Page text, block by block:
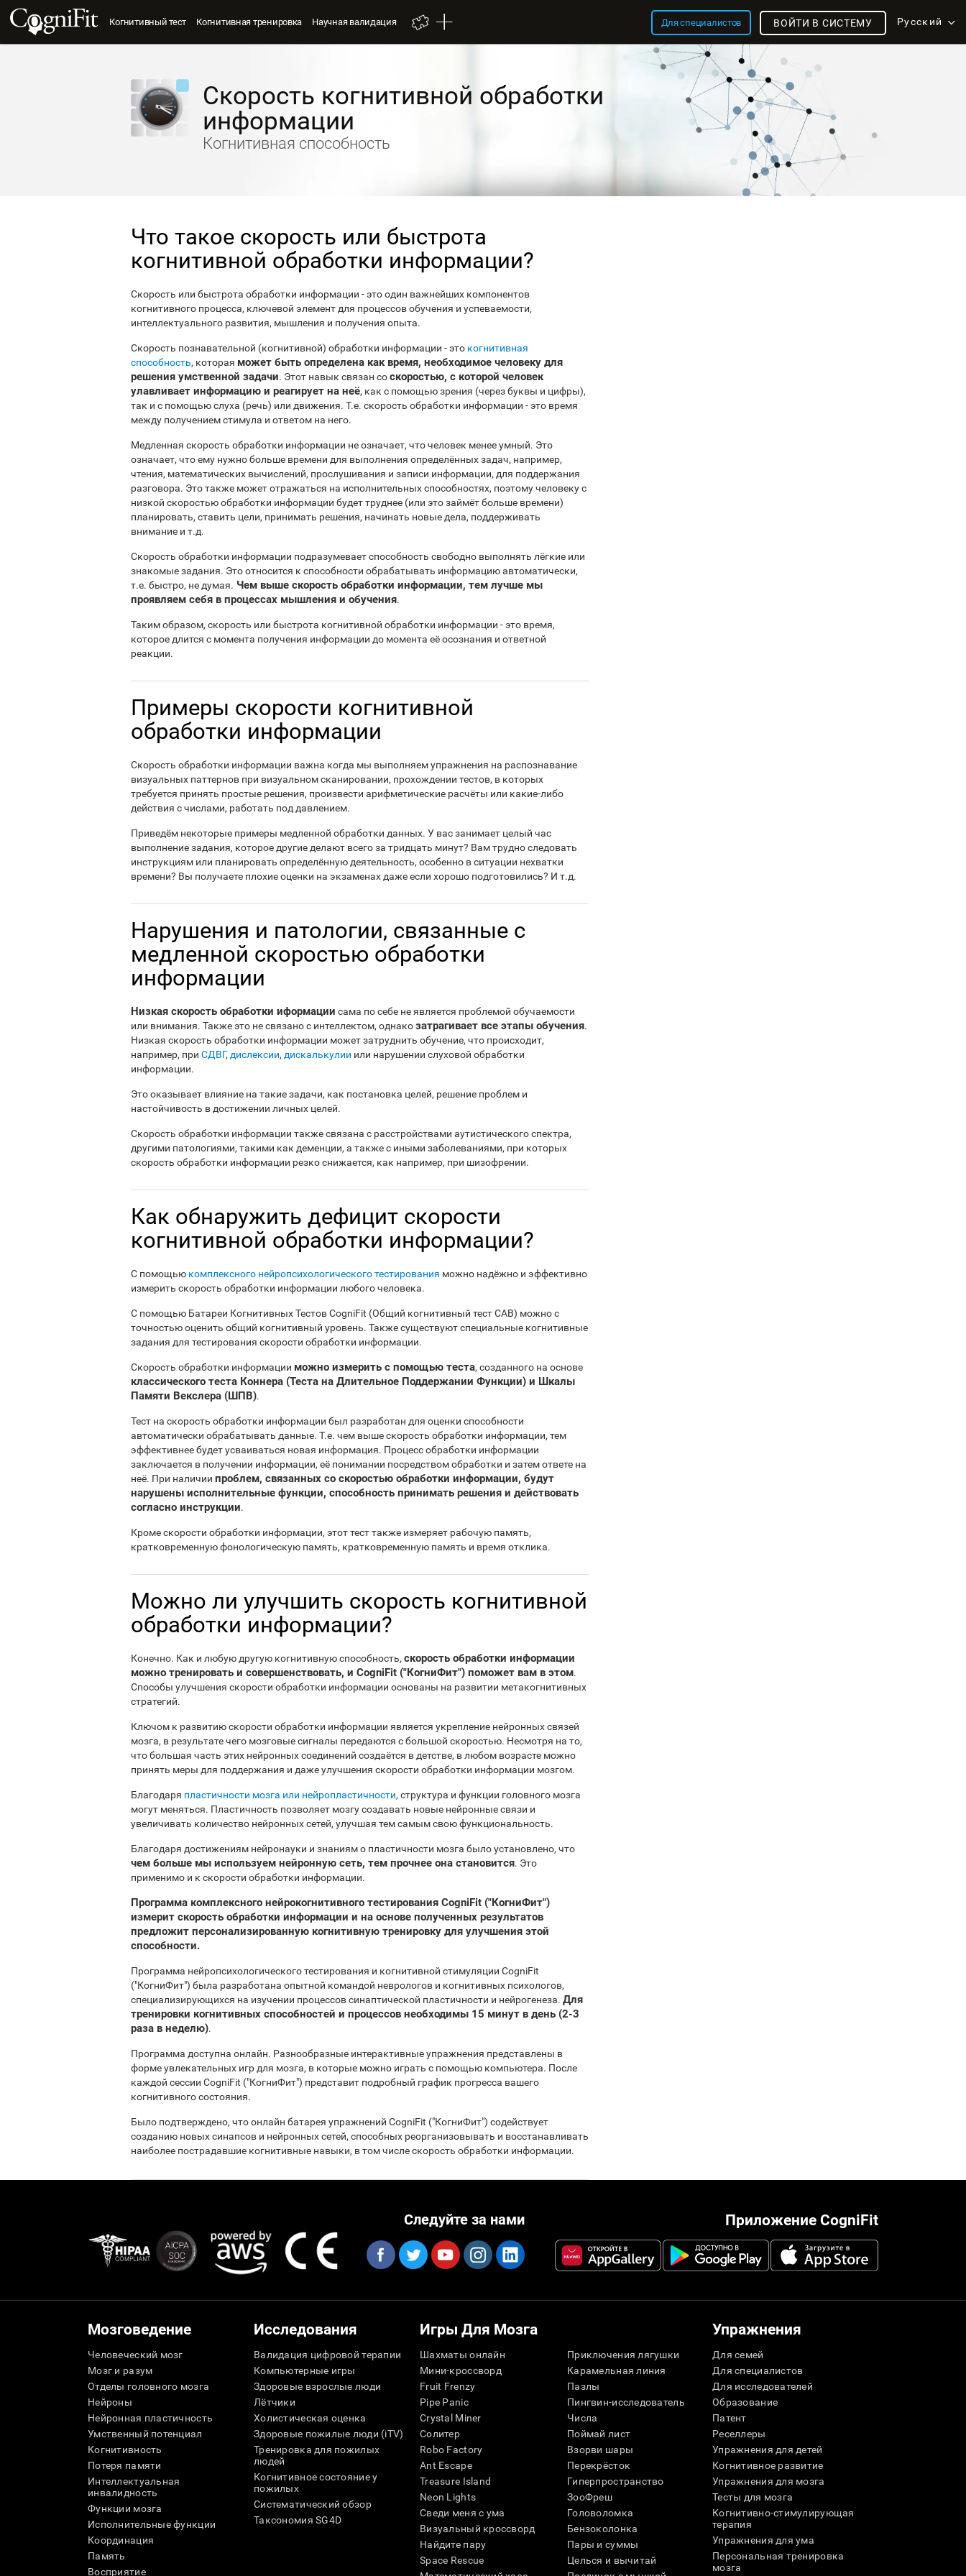
Когнитивный тест Когнитивная тренировка Научная валидация Для специалистов Русский
ВОЙТИ В СИСТЕМУ
Скорость когнитивной обработки
информации
Когнитивная cпособность
Что такое скорость или быстрота
когнитивной обработки информации?
Скорость или быстрота обработки информации - это один важнейших компонентов
когнитивного процесса, ключевой элемент для процессов обучения и успеваемости,
интеллектуального развития, мышления и получения опыта.
Скорость познавательной (когнитивной) обработки информации - это когнитивная
способность, которая может быть определена как время, необходимое человеку для
решения умственной задачи. Этот навык связан соскоростью, с которой человек
улавливает информацию и реагирует на неё, как с помощью зрения (через буквы и цифры),
так и с помощью слуха (речь) или движения. Т.е. скорость обработки информации - это время
между получением стимула и ответом на него.
Медленная скорость обработки информации не означает, что человек менее умный. Это
означает, что ему нужно больше времени для выполнения определённых задач, например,
чтения, математических вычислений, прослушивания и записи информации, для поддержания
разговора. Это также может отражаться на исполнительных способностях, поэтому человеку с
низкой скоростью обработки информации будет труднее (или это займёт больше времени)
планировать, ставить цели, принимать решения, начинать новые дела, поддерживать
внимание и т.д.
Скорость обработки информации подразумевает способность свободно выполнять лёгкие или
знакомые задания. Это относится к способности обрабатывать информацию автоматически,
т.е. быстро, не думая. Чем выше скорость обработки информации, тем лучше мы
проявляем себя в процессах мышления и обучения.
Таким образом, скорость или быстрота когнитивной обработки информации - это время,
которое длится с момента получения информации до момента её осознания и ответной
реакции.
Примеры скорости когнитивной
обработки информации
Скорость обработки информации важна когда мы выполняем упражнения на распознавание
визуальных паттернов при визуальном сканировании, прохождении тестов, в которых
требуется принять простые решения, произвести арифметические расчёты или какие-либо
действия с числами, работать под давлением.
Приведём некоторые примеры медленной обработки данных. У вас занимает целый час
выполнение задания, которое другие делают всего за тридцать минут? Вам трудно следовать
инструкциям или планировать определённую деятельность, особенно в ситуации нехватки
времени? Вы получаете плохие оценки на экзаменах даже если хорошо подготовились? И т.д.
Нарушения и патологии, связанные с
медленной скоростью обработки
информации
Низкая скорость обработки иформации сама по себе не является проблемой обучаемости
или внимания. Также это не связано с интеллектом, однакозатрагивает все этапы обучения.
Низкая скорость обработки информации может затруднить обучение, что происходит,
например, при СДВГ, дислексии, дискалькулии или нарушении слуховой обработки
информации.
Это оказывает влияние на такие задачи, как постановка целей, решение проблем и
настойчивость в достижении личных целей.
Скорость обработки информации также связана с расстройствами аутистического спектра,
другими патологиями, такими как деменции, а также с иными заболеваниями, при которых
скорость обработки информации резко снижается, как например, при шизофрении.
Как обнаружить дефицит скорости
когнитивной обработки информации?
C помощью комплексного нейропсихологического тестирования можно надёжно и эффективно
измерить скорость обработки информации любого человека.
С помощью Батареи Когнитивных Тестов CogniFit (Общий когнитивный тест CAB) можно с
точностью оценить общий когнитивный уровень. Также существуют специальные когнитивные
задания для тестирования скорости обработки информации.
Скорость обработки информации можно измерить с помощью теста, созданного на основе
классического теста Коннера (Теста на Длительное Поддержании Функции) и Шкалы
Памяти Векслера (ШПВ).
Тест на скорость обработки информации был разработан для оценки способности
автоматически обрабатывать данные. Т.е. чем выше скорость обработки информации, тем
эффективнее будет усваиваться новая информация. Процесс обработки информации
заключается в получении информации, её понимании посредством обработки и затем ответе на
неё. При наличии проблем, связанных со скоростью обработки информации, будут
нарушены исполнительные функции, способность принимать решения и действовать
согласно инструкции.
Кроме скорости обработки информации, этот тест также измеряет рабочую память,
кратковременную фонологическую память, кратковременную память и время отклика.
Можно ли улучшить скорость когнитивной
обработки информации?
Конечно. Как и любую другую когнитивную способность, скорость обработки информации
можно тренировать и совершенствовать, и CogniFit ("КогниФит") поможет вам в этом.
Способы улучшения скорости обработки информации основаны на развитии метакогнитивных
стратегий.
Ключом к развитию скорости обработки информации является укрепление нейронных связей
мозга, в результате чего мозговые сигналы передаются с большой скоростью. Несмотря на то,
что большая часть этих нейронных соединений создаётся в детстве, в любом возрасте можно
принять меры для поддержания и даже улучшения скорости обработки информации мозгом.
Благодаря пластичности мозга или нейропластичности, структура и функции головного мозга
могут меняться. Пластичность позволяет мозгу создавать новые нейронные связи и
увеличивать количество нейронных сетей, улучшая тем самым свою функциональность.
Благодаря достижениям нейронауки и знаниям о пластичности мозга было установлено, что
чем больше мы используем нейронную сеть, тем прочнее она становится. Это
применимо и к скорости обработки информации.
Программа комплексного нейрокогнитивного тестирования CogniFit ("КогниФит")
измерит скорость обработки информации и на основе полученных результатов
предложит персонализированную когнитивную тренировку для улучшения этой
способности.
Программа нейропсихологического тестирования и когнитивной стимуляции CogniFit
("КогниФит") была разработана опытной командой неврологов и когнитивных психологов,
специализирующихся на изучении процессов синаптической пластичности и нейрогенеза. Для
тренировки когнитивных способностей и процессов необходимы 15 минут в день (2-3
раза в неделю).
Программа доступна онлайн. Разнообразные интерактивные упражнения представлены в
форме увлекательных игр для мозга, в которые можно играть с помощью компьютера. После
каждой сессии CogniFit ("КогниФит") представит подробный график прогресса вашего
когнитивного состояния.
Было подтверждено, что онлайн батарея упражнений CogniFit ("КогниФит") содействует
созданию новых синапсов и нейронных сетей, способных реорганизовывать и восстанавливать
наиболее пострадавшие когнитивные навыки, в том числе скорость обработки информации.
Приложение CogniFit
Следуйте за нами
Мозговедение
Человеческий мозг
Мозг и разум
Отделы головного мозга
Нейроны
Нейронная пластичность
Умственный потенциал
Когнитивность
Потеря памяти
Интеллектуальная
инвалидность
Функции мозга
Исполнительные функции
Координация
Память
Восприятие
Исследования
Валидация цифровой терапии
Компьютерные игры
Здоровые взрослые люди
Лётчики
Холистическая оценка
Здоровые пожилые люди (iTV)
Тренировка для пожилых
людей
Когнитивное состояние у
пожилых
Систематический обзор
Таксономия SG4D
Игры Для Мозга
Шахматы онлайн
Мини-кроссворд
Fruit Frenzy
Pipe Panic
Crystal Miner
Солитер
Robo Factory
Ant Escape
Treasure Island
Neon Lights
Сведи меня с ума
Визуальный кроссворд
Найдите пару
Space Rescue
Приключения лягушки
Карамельная линия
Пазлы
Пингвин-исследователь
Числа
Поймай лист
Взорви шары
Перекрёсток
Гиперпространство
ЗооФреш
Головоломка
Бензоколонка
Пары и суммы
Целься и вычитай
Упражнения
Для семей
Для специалистов
Для исследователей
Образование
Патент
Реселлеры
Упражнения для детей
Когнитивное развитие
Упражнения для мозга
Тесты для мозга
Когнитивно-стимулирующая
терапия
Упражнения для ума
Персональная тренировка
мозга